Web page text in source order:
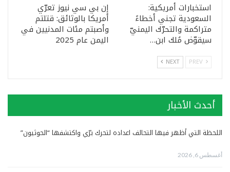
استخبارات أمريكية:
السعودية تجني أخطاءً
متراكمة والتحرّك اليمنيّ
سيقوّض مُلك ابن…
إن بي سي نيوز تعرّي
أمريكا بالوثائق: قتلتم
وأصبتم مئات المدنيين في
اليمن عام 2025
NEXT
أحدث الأخبار
اللحظة التي أظهر فيها التحالف اعداده لتحرك برّي واكتشفها “الحوثيون”
أغسطس 6, 2026